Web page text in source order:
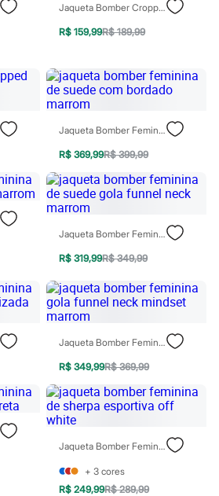
Jaqueta Bomber Cropped Feminina Canelada Bege
R$ 159,99R$ 189,99
Jaqueta Bomber Feminina De Suede Com Bordado Marrom
R$ 369,99R$ 399,99
Jaqueta Bomber Feminina De Suede Gola Funnel Neck Marrom
R$ 319,99R$ 349,99
Jaqueta Bomber Feminina Gola Funnel Neck Mindset Marrom
R$ 349,99R$ 369,99
Jaqueta Bomber Feminina De Sherpa Esportiva Off White
+ 3 cores
R$ 249,99R$ 289,99